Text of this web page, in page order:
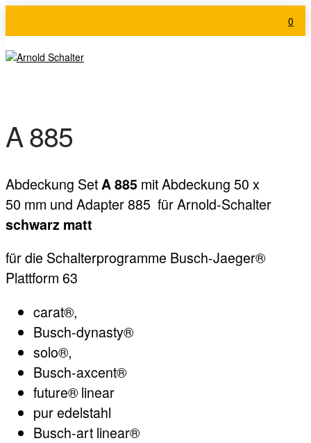
0
A 885
Abdeckung Set A 885 mit Abdeckung 50 x
50 mm und Adapter 885 für Arnold-Schalter
schwarz matt
für die Schalterprogramme Busch-Jaeger®
Plattform 63
carat®,
Busch-dynasty®
solo®,
Busch-axcent®
future® linear
pur edelstahl
Busch-art linear®